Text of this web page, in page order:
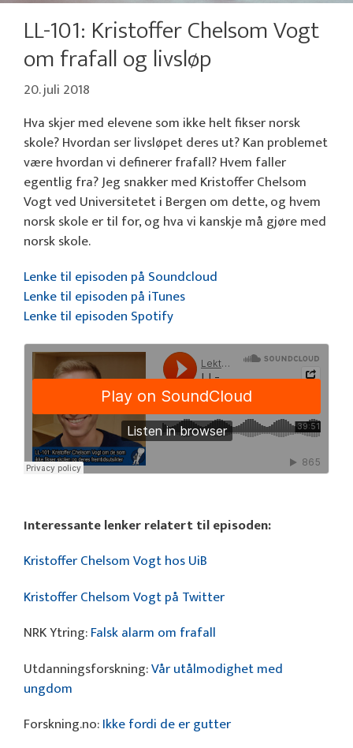
LL-101: Kristoffer Chelsom Vogt
om frafall og livsløp
20. juli 2018
Hva skjer med elevene som ikke helt fikser norsk
skole? Hvordan ser livsløpet deres ut? Kan problemet
være hvordan vi definerer frafall? Hvem faller
egentlig fra? Jeg snakker med Kristoffer Chelsom
Vogt ved Universitetet i Bergen om dette, og hvem
norsk skole er til for, og hva vi kanskje må gjøre med
norsk skole.
Lenke til episoden på Soundcloud
Lenke til episoden på iTunes
Lenke til episoden Spotify
Interessante lenker relatert til episoden:
Kristoffer Chelsom Vogt hos UiB
Kristoffer Chelsom Vogt på Twitter
NRK Ytring:Falsk alarm om frafall
Utdanningsforskning:Vår utålmodighet med
ungdom
Forskning.no:Ikke fordi de er gutter